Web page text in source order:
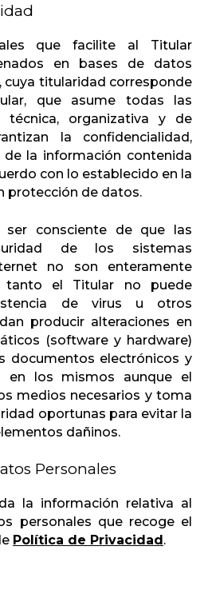
que facilite al Titular
en bases de datos
titularidad corresponde
que asume todas las
técnica, organizativa y de
la confidencialidad,
la información contenida
con lo establecido en la
protección de datos.
ser consciente de que las
de los sistemas
no son enteramente
el Titular no puede
de virus u otros
producir alteraciones en
(software y hardware)
documentos electrónicos y
en los mismos aunque el
medios necesarios y toma
oportunas para evitar la
dañinos.
Personales
la información relativa al
personales que recoge el
Política de Privacidad.